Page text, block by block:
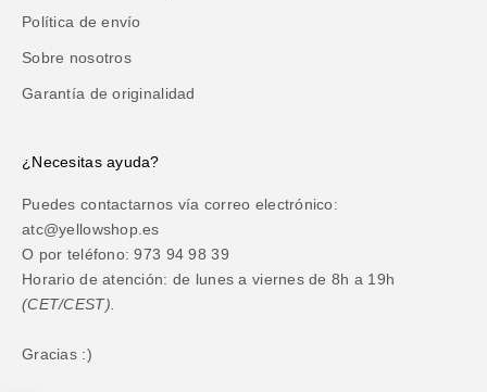
Política de envío
Sobre nosotros
Garantía de originalidad
¿Necesitas ayuda?
Puedes contactarnos vía correo electrónico:
atc@yellowshop.es
O por teléfono: 973 94 98 39
Horario de atención: de lunes a viernes de 8h a 19h
(CET/CEST).
Gracias :)